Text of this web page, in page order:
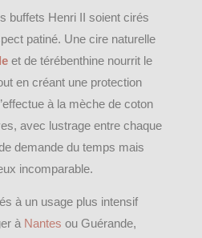
buffets Henri II soient cirés
patiné. Une cire naturelle
et de térébenthine nourrit le
en créant une protection
à la mèche de coton
avec lustrage entre chaque
demande du temps mais
incomparable.
à un usage plus intensif
à Nantes ou Guérande,